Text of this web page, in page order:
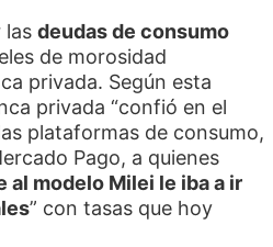
lasdeudas de consumo
de morosidad
privada. Según esta
privada “confió en el
plataformas de consumo,
Pago, a quienes
al modelo Milei le iba a ir
” con tasas que hoy